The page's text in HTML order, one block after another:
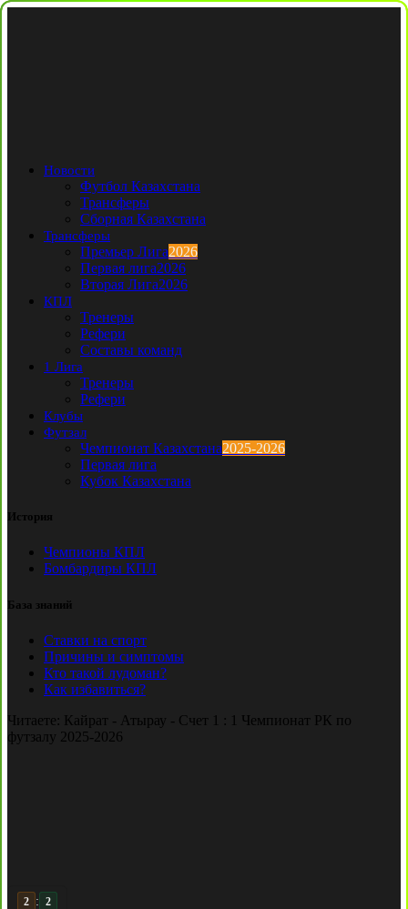
Новости
Футбол Казахстана
Трансферы
Сборная Казахстана
Трансферы
Премьер Лига2026
Первая лига2026
Вторая Лига2026
КПЛ
Тренеры
Рефери
Составы команд
1 Лига
Тренеры
Рефери
Клубы
Футзал
Чемпионат Казахстана2025-2026
Первая лига
Кубок Казахстана
История
Чемпионы КПЛ
Бомбардиры КПЛ
База знаний
Ставки на спорт
Причины и симптомы
Кто такой лудоман?
Как избавиться?
Читаете: Кайрат - Атырау - Счет 1 : 1 Чемпионат РК по
футзалу 2025-2026
: 2